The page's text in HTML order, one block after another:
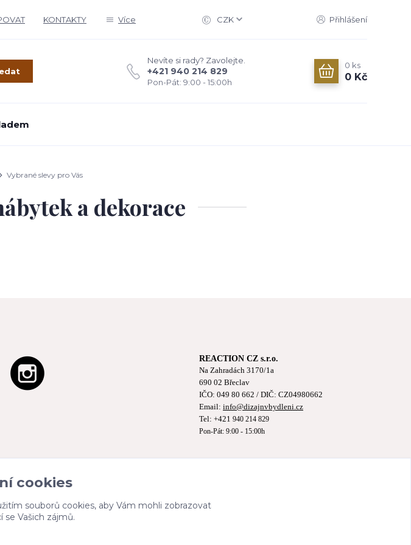
KONTAKTY Více CZK Přihlášení
Nevíte si rady? Zavolejte.
+421 940 214 829
Pon-Pát: 9:00 - 15:00h
0 ks
0 Kč
Vybrané slevy pro Vás
a dekorace
REACTION CZ s.r.o.
Na Zahradách 3170/1a
690 02 Břeclav
IČO: 049 80 662 / DIČ: CZ04980662
Email: info@dizajnvbydleni.cz
Tel: +421 940 214 829
Pon-Pát: 9:00 - 15:00h
cookies
souborů cookies, aby Vám mohli zobrazovat
se Vašich zájmů.